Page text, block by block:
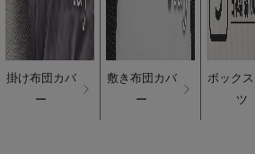
掛け布団カバ
ー
敷き布団カバ
ー
ボック
ツ